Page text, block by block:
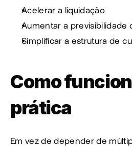
Acelerar a liquidação
Aumentar a previsibilidade
Simplificar a estrutura de
Como
prática
Em vez de depender de